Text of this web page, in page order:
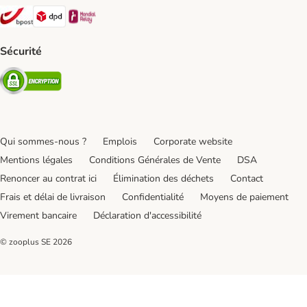
Bpost Shipping Method
DPD Shipping Method
Sécurité
Security
Qui sommes-nous ? Emplois
Corporate website
Mentions légales
Conditions Générales de Vente
DSA
Renoncer au contrat ici
Élimination des déchets
Contact
Frais et délai de livraison
Confidentialité
Moyens de paiement
Virement bancaire
Déclaration d'accessibilité
© zooplus SE 2026